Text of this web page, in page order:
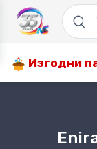
Изгодни